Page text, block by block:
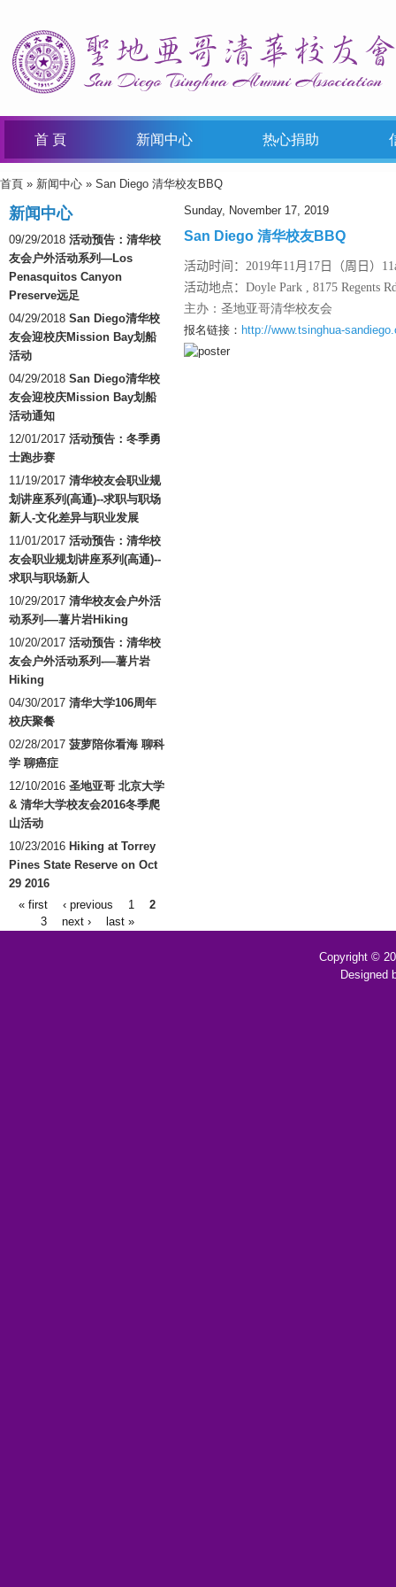
首 頁 新闻中心 热心捐助
You Are Here
首頁 » 新闻中心 » San Diego 清华校友BBQ
新闻中心
09/29/2018 活动预告：清华校
友会户外活动系列—Los
Penasquitos Canyon
Preserve远足
04/29/2018 San Diego清华校
友会迎校庆Mission Bay划船
活动
04/29/2018 San Diego清华校
友会迎校庆Mission Bay划船
活动通知
12/01/2017 活动预告：冬季勇
士跑步赛
11/19/2017 清华校友会职业规
划讲座系列(高通)--求职与职场
新人-文化差异与职业发展
11/01/2017 活动预告：清华校
友会职业规划讲座系列(高通)--
求职与职场新人
10/29/2017 清华校友会户外活
动系列-—薯片岩Hiking
10/20/2017 活动预告：清华校
友会户外活动系列-—薯片岩
Hiking
04/30/2017 清华大学106周年
校庆聚餐
02/28/2017 菠萝陪你看海 聊科
学 聊癌症
12/10/2016 圣地亚哥 北京大学
& 清华大学校友会2016冬季爬
山活动
10/23/2016 Hiking at Torrey
Pines State Reserve on Oct
29 2016
Pages
« first ‹ previous 1
2
3
next › last »
Sunday, November 17, 2019
San Diego 清华校友BBQ
活动时间：2019年11月17日（周日）
活动地点：Doyle Park , 8175 Regents
主办：圣地亚哥清华校友会
报名链接： http://www.tsinghua-
Copyright ©
Designed